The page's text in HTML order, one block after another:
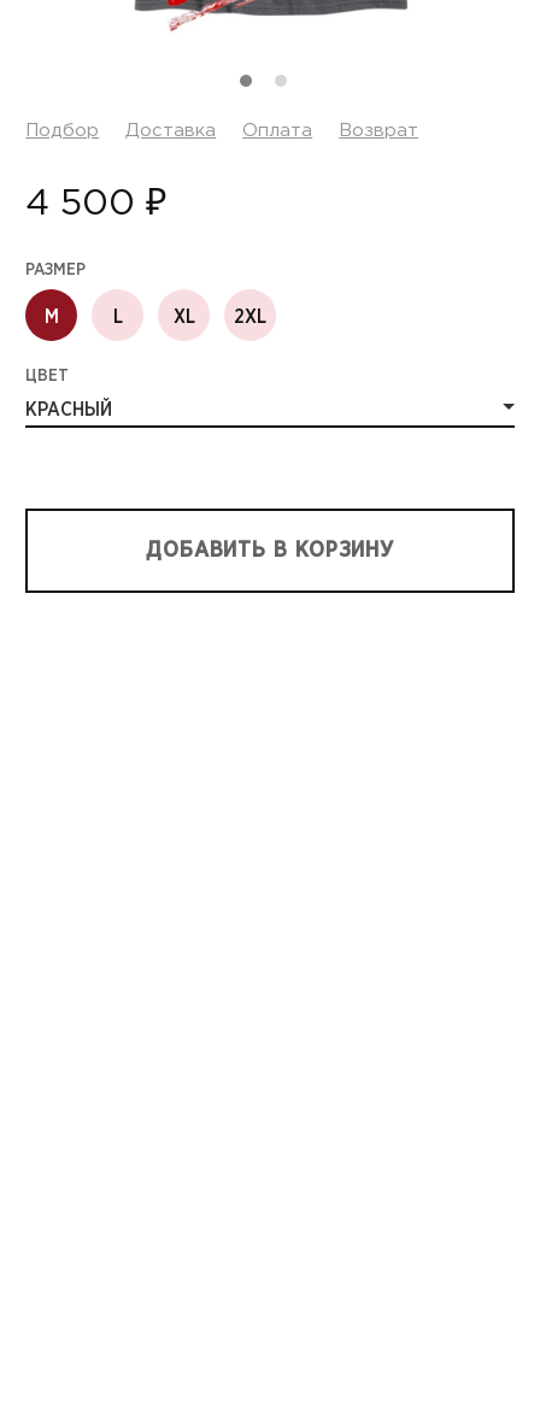
Подбор Доставка Оплата Возврат
4 500 ₽
РАЗМЕР
M L XL 2XL
ЦВЕТ
КРАСНЫЙ
ДОБАВИТЬ В КОРЗИНУ